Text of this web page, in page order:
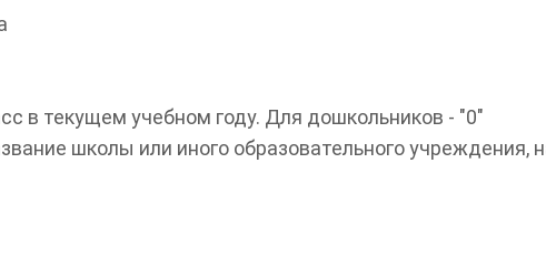
в текущем учебном году. Для дошкольников - "0"
школы или иного образовательного